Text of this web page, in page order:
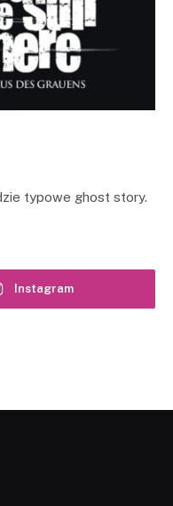
typowe ghost story.
Instagram